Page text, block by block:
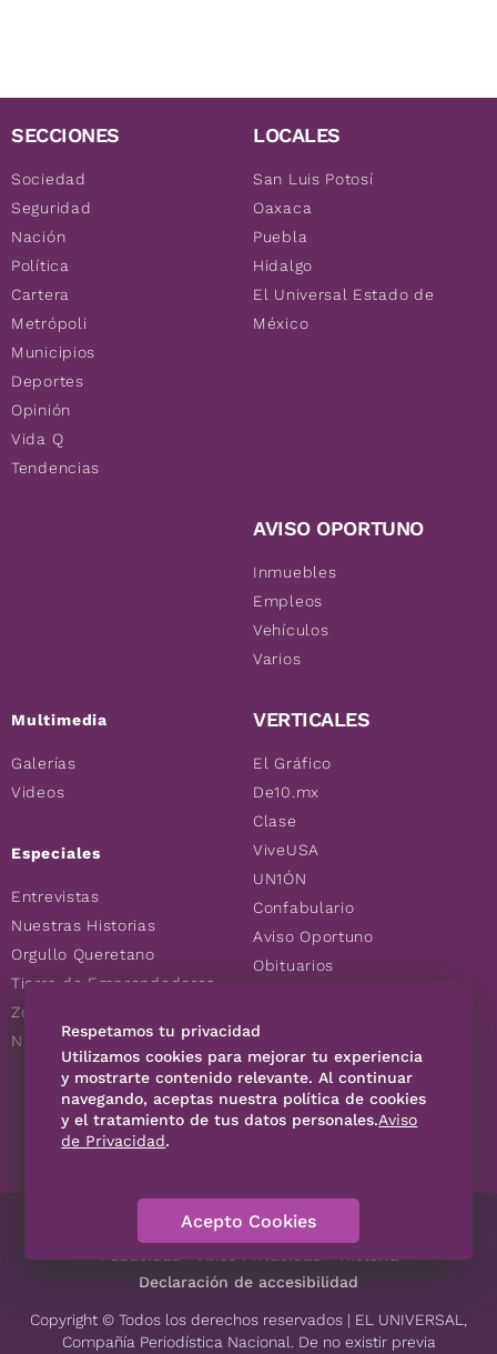
SECCIONES
Sociedad
Seguridad
Nación
Política
Cartera
Metrópoli
Municipios
Deportes
Opinión
Vida Q
Tendencias
Multimedia
Galerías
Videos
Especiales
Entrevistas
Nuestras Historias
Orgullo Queretano
Tierra de Emprendedores
Zoociales
Nuevos Queretanos
LOCALES
San Luis Potosí
Oaxaca
Puebla
Hidalgo
El Universal Estado de
México
AVISO OPORTUNO
Inmuebles
Empleos
Vehículos
Varios
VERTICALES
El Gráfico
De10.mx
Clase
ViveUSA
UN1ÓN
Confabulario
Aviso Oportuno
Obituarios
Consultas
SÍGUENOS
Contáctanos Código de Ética
Declaración de accesibilidad
Copyright © Todos los derechos reservados | EL UNIVERSAL,
Compañía Periodística Nacional. De no existir previa
Respetamos tu privacidad
Utilizamos cookies para mejorar tu experiencia
y mostrarte contenido relevante. Al continuar
navegando, aceptas nuestra política de cookies
y el tratamiento de tus datos personales.Aviso
de Privacidad.
Acepto Cookies